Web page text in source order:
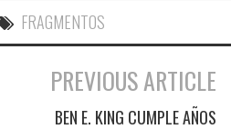
FRAGMENTOS
PREVIOUS ARTICLE
BEN E. KING CUMPLE AÑOS